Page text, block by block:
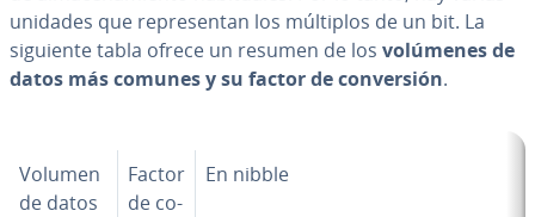
unidades que re­pre­se­n­tan los múltiplos de un bit. La
siguiente tabla ofrece un resumen de los volúmenes de
datos más comunes y su factor de co­n­ve­r­sión.
Volumen
de datos
Factor
de co­
En nibble